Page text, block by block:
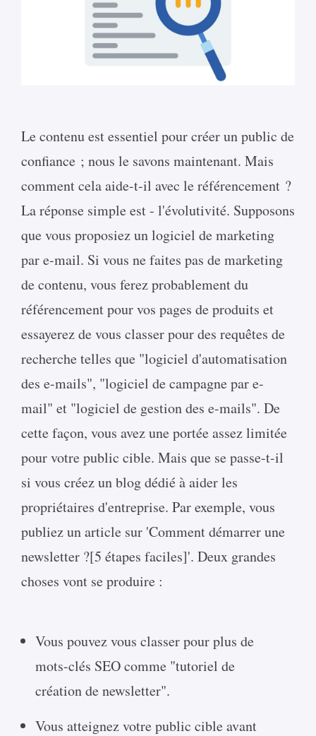
Le contenu est essentiel pour créer un public de
confiance ; nous le savons maintenant. Mais
comment cela aide-t-il avec le référencement ?
La réponse simple est - l'évolutivité. Supposons
que vous proposiez un logiciel de marketing
par e-mail. Si vous ne faites pas de marketing
de contenu, vous ferez probablement du
référencement pour vos pages de produits et
essayerez de vous classer pour des requêtes de
recherche telles que "logiciel d'automatisation
des e-mails", "logiciel de campagne par e-
mail" et "logiciel de gestion des e-mails". De
cette façon, vous avez une portée assez limitée
pour votre public cible. Mais que se passe-t-il
si vous créez un blog dédié à aider les
propriétaires d'entreprise. Par exemple, vous
publiez un article sur 'Comment démarrer une
newsletter ?[5 étapes faciles]'. Deux grandes
choses vont se produire :
Vous pouvez vous classer pour plus de
mots-clés SEO comme "tutoriel de
création de newsletter".
Vous atteignez votre public cible avant